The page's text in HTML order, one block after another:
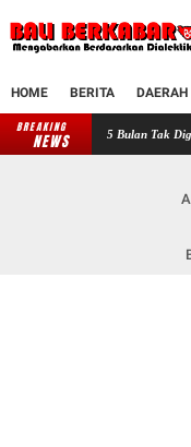
HOME BERITA DAERAH
BREAKING
NEWS
5 Bulan Tak Digaji, 7 Awak MV